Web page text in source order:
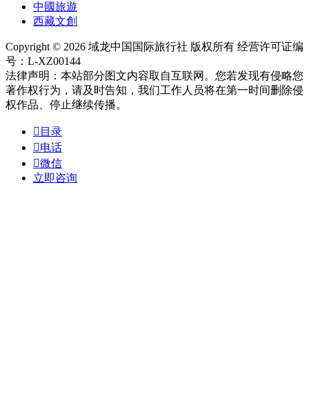
中國旅遊
西藏文創
Copyright © 2026 域龙中国国际旅行社 版权所有 经营许可证编
号：L-XZ00144
法律声明：本站部分图文内容取自互联网。您若发现有侵略您
著作权行为，请及时告知，我们工作人员将在第一时间删除侵
权作品、停止继续传播。
 目录
电话
微信
立即咨询